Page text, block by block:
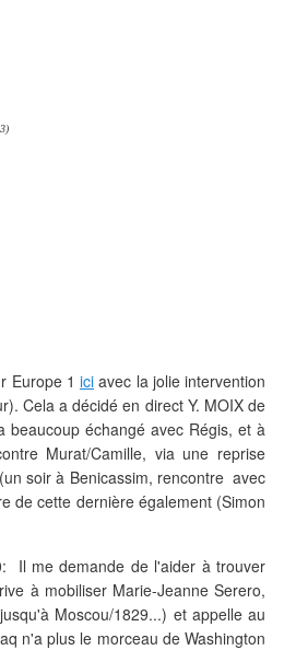
Europe 1 ici avec la jolie intervention
Cela a décidé en direct Y. MOIX de
échangé avec Régis, et à
Murat/Camille, via une reprise
soir à Benicassim, rencontre avec
de cette dernière également (Simon
Il me demande de l'aider à trouver
à mobiliser Marie-Jeanne Serero,
Moscou/1829...) et appelle au
n'a plus le morceau de Washington